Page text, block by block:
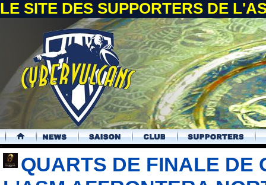
LE SITE DES SUPPORTERS DE
.
QUARTS DE FINALE DE